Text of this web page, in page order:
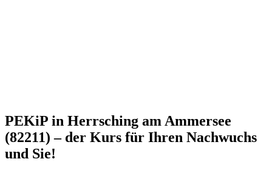
PEKiP in Herrsching am Ammersee
(82211) – der Kurs für Ihren Nachwuchs
und Sie!